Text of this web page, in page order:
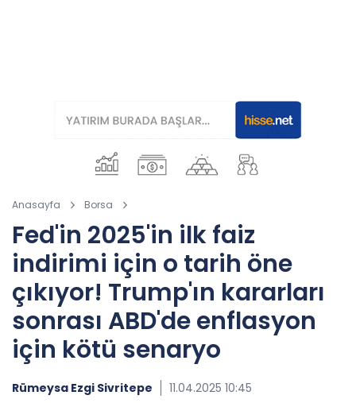
Anasayfa Borsa
Fed'in 2025'in ilk faiz
indirimi için o tarih öne
çıkıyor! Trump'ın kararları
sonrası ABD'de enflasyon
için kötü senaryo
Rümeysa Ezgi Sivritepe 11.04.2025 10:45